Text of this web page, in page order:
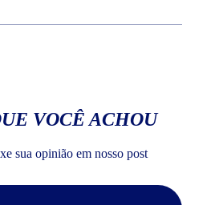
VOCÊ ACHOU
sua opinião em nosso post